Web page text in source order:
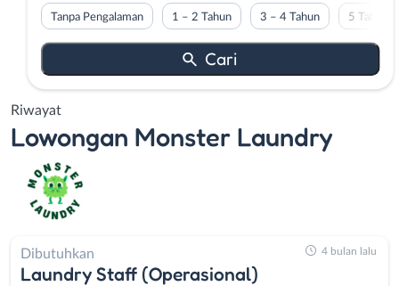
Tanpa Pengalaman 1 – 2 Tahun 3 – 4 Tahun 5 Tahun
Riwayat
Lowongan Monster Laundry
Dibutuhkan
Laundry Staff (Operasional)
4 bulan lalu